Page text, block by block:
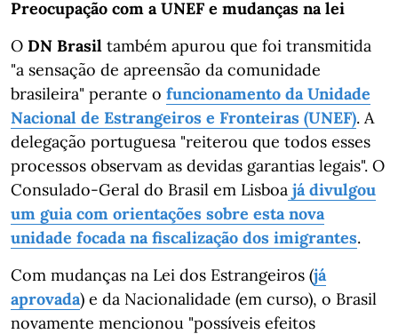
Preocupação com a UNEF e mudanças na lei
O DN Brasil também apurou que foi transmitida
"a sensação de apreensão da comunidade
brasileira" perante o funcionamento da Unidade
Nacional de Estrangeiros e Fronteiras (UNEF). A
delegação portuguesa "reiterou que todos esses
processos observam as devidas garantias legais". O
Consulado-Geral do Brasil em Lisboa já divulgou
um guia com orientações sobre esta nova
unidade focada na fiscalização dos imigrantes.
Com mudanças na Lei dos Estrangeiros (já
aprovada) e da Nacionalidade (em curso), o Brasil
novamente mencionou "possíveis efeitos